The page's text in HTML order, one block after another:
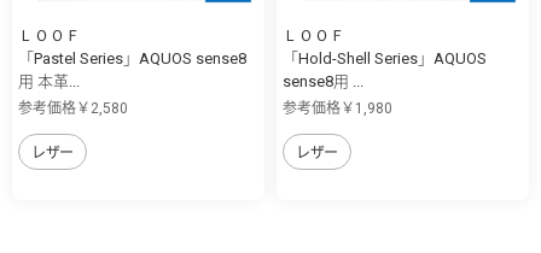
ＬＯＯＦ
「Pastel Series」AQUOS sense8
用 本革...
参考価格￥2,580
レザー
ＬＯＯＦ
「Hold-Shell Series」AQUOS
sense8用 ...
参考価格￥1,980
レザー